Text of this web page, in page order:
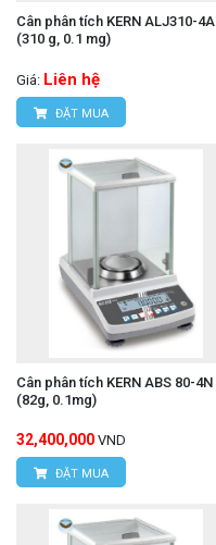
Cân phân tích KERN ALJ310-4A
(310 g, 0.1 mg)
Giá: Liên hệ
ĐẶT MUA
Cân phân tích KERN ABS 80-4N
(82g, 0.1mg)
32,400,000 VND
ĐẶT MUA